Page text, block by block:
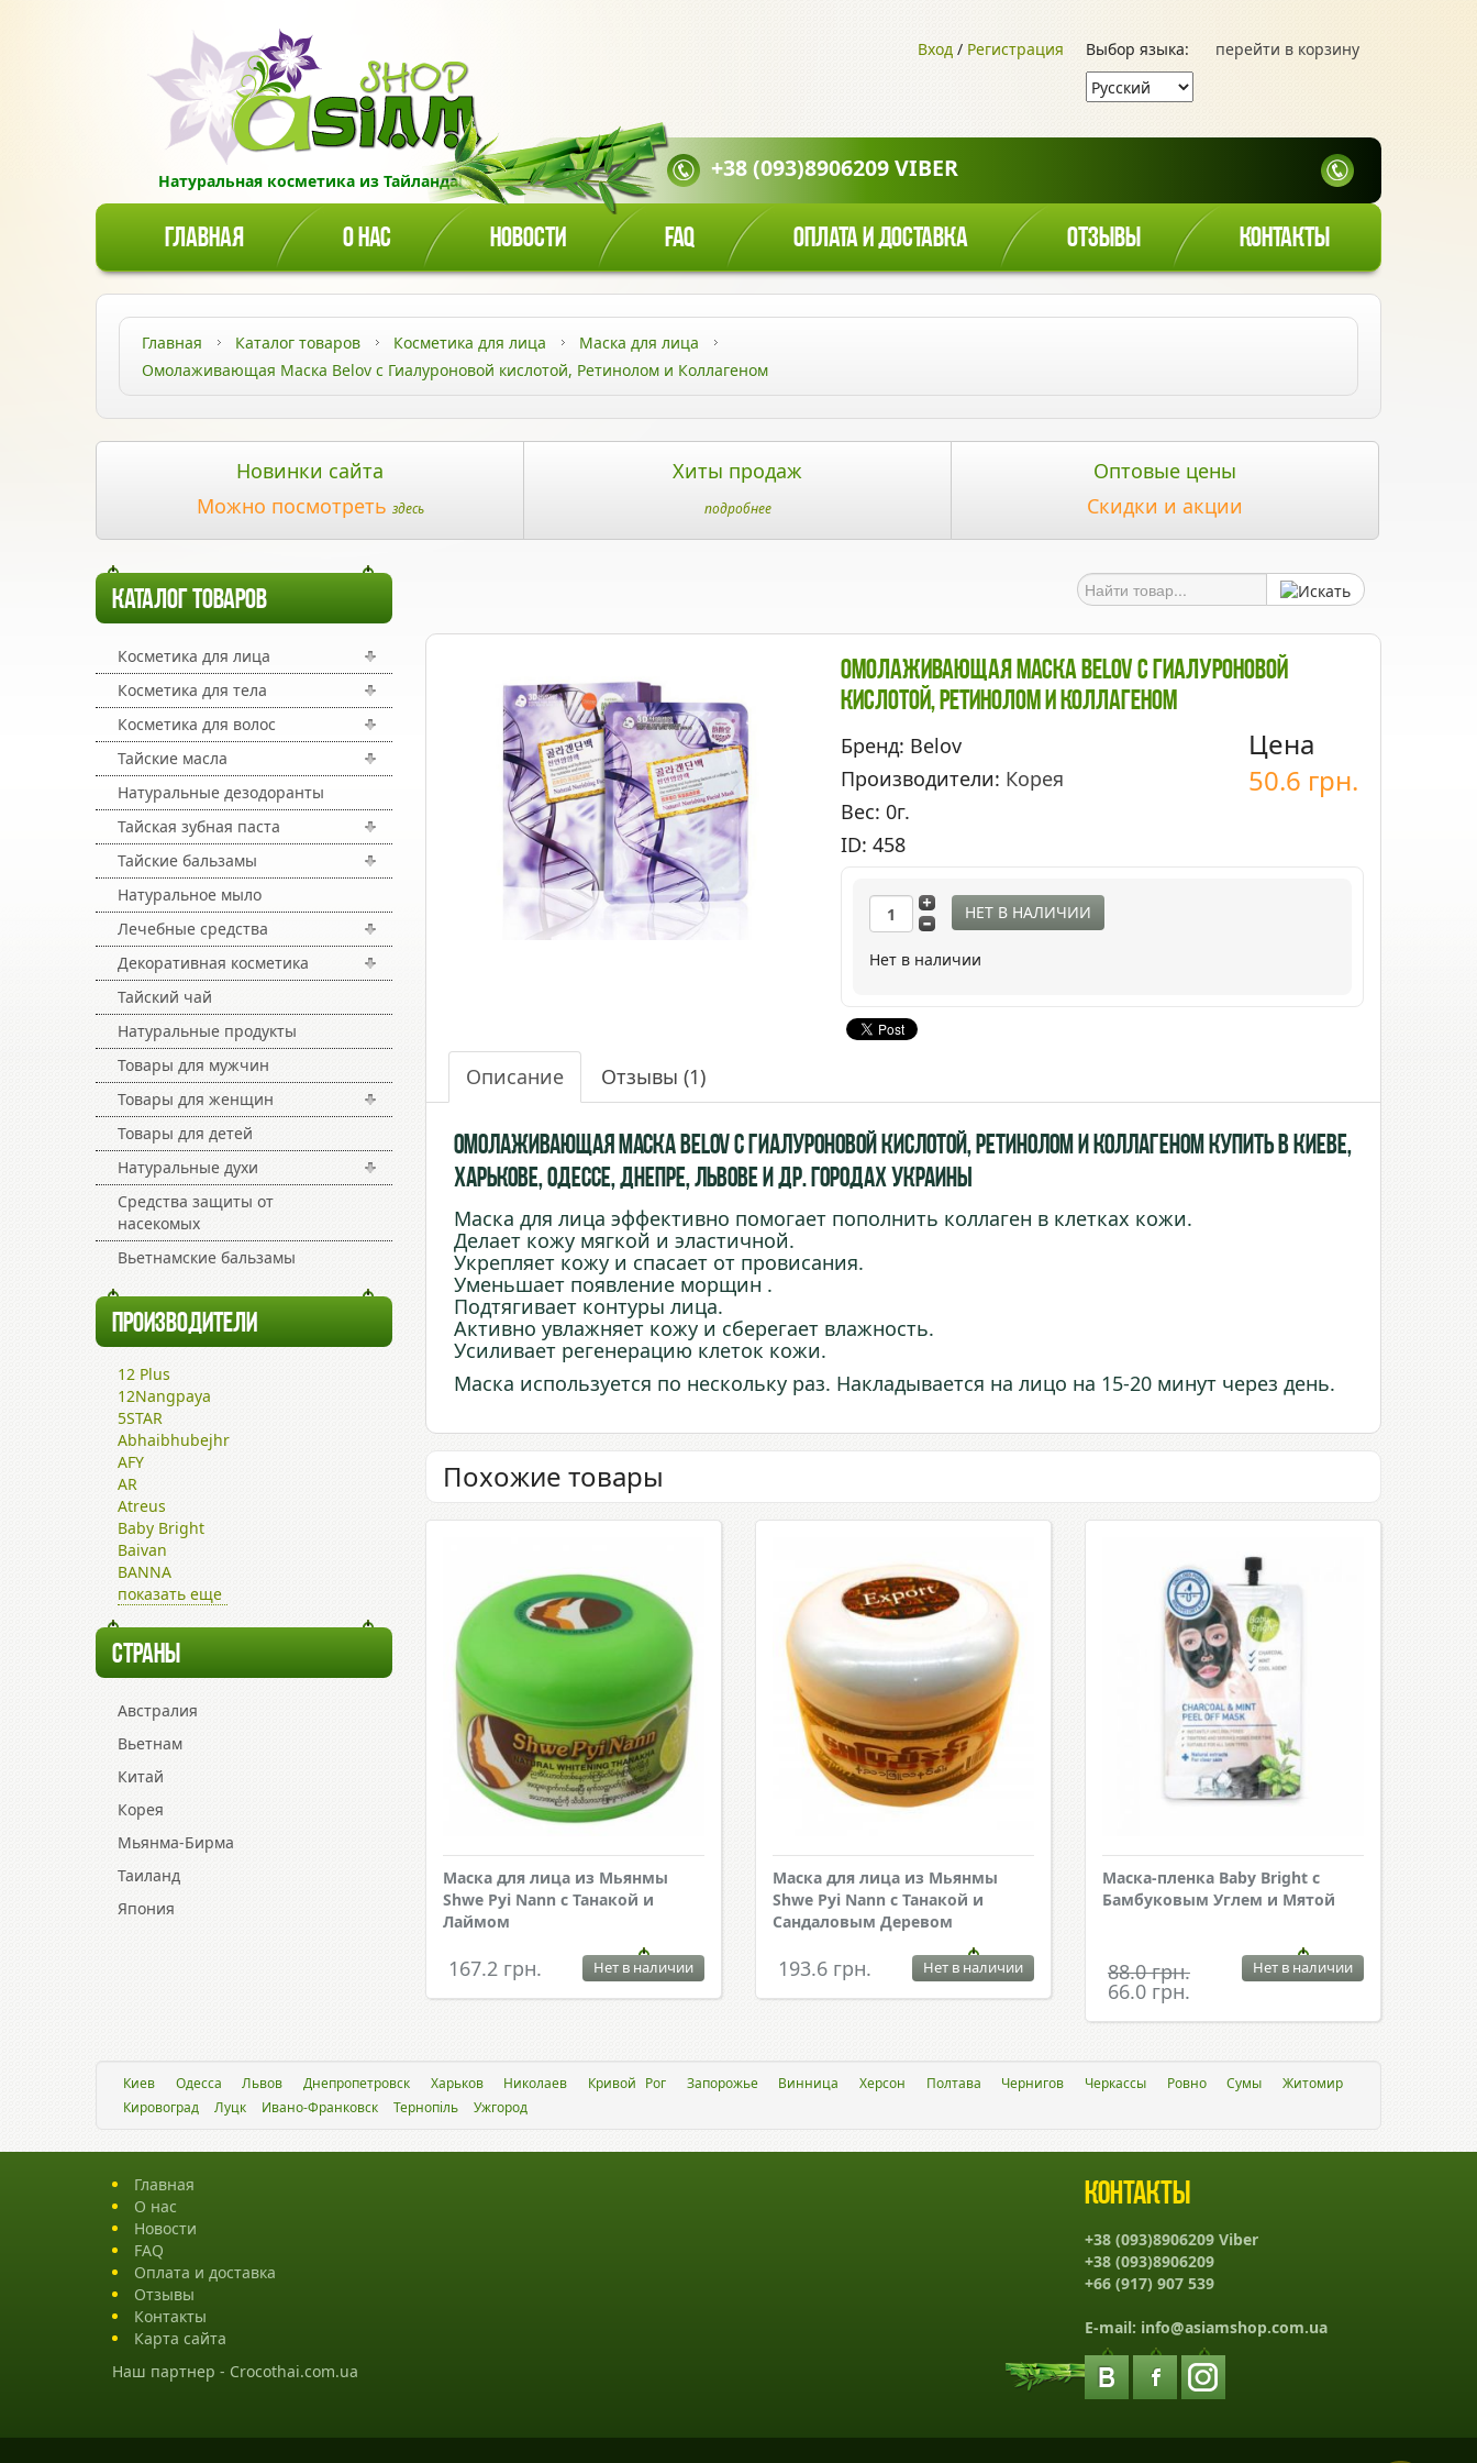
Натуральная косметика из Тайланда!
перейти в корзину
Выбор языка:
Вход / Регистрация
+38 (093)8906209 VIBER
ГЛАВНАЯ О НАС НОВОСТИ FAQ ОПЛАТА И ДОСТАВКА ОТЗЫВЫ КОНТАКТЫ
Главная Каталог товаров Косметика для лица
Маска для лица
Омолаживающая Маска Belov с Гиалуроновой кислотой, Ретинолом и Коллагеном
Новинки сайта
Можно посмотреть здесь
Хиты продаж
подробнее
Оптовые цены
Скидки и акции
КАТАЛОГ ТОВАРОВ
Косметика для лица
Косметика для тела
Косметика для волос
Тайские масла
Натуральные дезодоранты
Тайская зубная паста
Тайские бальзамы
Натуральное мыло
Лечебные средства
Декоративная косметика
Тайский чай
Натуральные продукты
Товары для мужчин
Товары для женщин
Товары для детей
Натуральные духи
Средства защиты от
насекомых
Вьетнамские бальзамы
ПРОИЗВОДИТЕЛИ
12 Plus
12Nangpaya
5STAR
Abhaibhubejhr
AFY
AR
Atreus
Baby Bright
Baivan
BANNA
показать еще
СТРАНЫ
Австралия
Вьетнам
Китай
Корея
Мьянма-Бирма
Таиланд
Япония
Омолаживающая Маска Belov С Гиалуроновой
Кислотой, Ретинолом И Коллагеном
Бренд: Belov
Производители: Корея
Вес: 0г.
ID: 458
Цена
50.6 грн.
НЕТ В НАЛИЧИИ
Нет в наличии
Описание Отзывы (1)
Омолаживающая Маска Belov с Гиалуроновой кислотой, Ретинолом и Коллагеном купить в Киеве,
Харькове, Одессе, Днепре, Львове и др. городах Украины
Маска для лица эффективно помогает пополнить коллаген в клетках кожи.
Делает кожу мягкой и эластичной.
Укрепляет кожу и спасает от провисания.
Уменьшает появление морщин .
Подтягивает контуры лица.
Активно увлажняет кожу и сберегает влажность.
Усиливает регенерацию клеток кожи.
Маска используется по нескольку раз. Накладывается на лицо на 15-20 минут через день.
Похожие товары
Маска для лица из Мьянмы
Shwe Pyi Nann с Танакой и
Лаймом
167.2 грн. Нет в наличии
Маска для лица из Мьянмы
Shwe Pyi Nann с Танакой и
Сандаловым Деревом
193.6 грн. Нет в наличии
Маска-пленка Baby Bright с
Бамбуковым Углем и Мятой
88.0 грн.
66.0 грн.
Нет в наличии
Киев Одесса Львов Днепропетровск Харьков Николаев Кривой Рог Запорожье Винница Херсон Полтава Чернигов Черкассы Ровно Сумы
Житомир
Кировоград
Луцк Ивано-Франковск Тернопіль Ужгород
Главная
О нас
Новости
FAQ
Оплата и доставка
Отзывы
Контакты
Карта сайта
Наш партнер - Crocothai.com.ua
Контакты
+38 (093)8906209 Viber
+38 (093)8906209
+66 (917) 907 539
E-mail: info@asiamshop.com.ua